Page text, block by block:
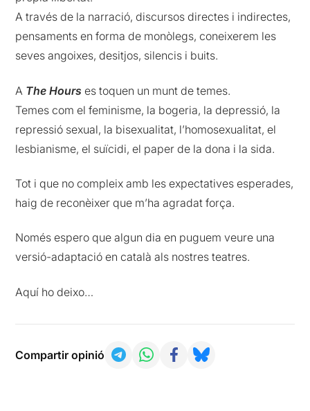
A través de la narració, discursos directes i indirectes,
pensaments en forma de monòlegs, coneixerem les
seves angoixes, desitjos, silencis i buits.
A The Hours es toquen un munt de temes.
Temes com el feminisme, la bogeria, la depressió, la
repressió sexual, la bisexualitat, l’homosexualitat, el
lesbianisme, el suïcidi, el paper de la dona i la sida.
Tot i que no compleix amb les expectatives esperades,
haig de reconèixer que m’ha agradat força.
Només espero que algun dia en puguem veure una
versió-adaptació en català als nostres teatres.
Aquí ho deixo…
Compartir opinió